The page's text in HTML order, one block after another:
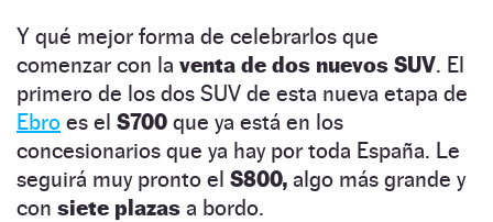
Y qué mejor forma de celebrarlos que
comenzar con la venta de dos nuevos SUV. El
primero de los dos SUV de esta nueva etapa de
Ebro es el S700 que ya está en los
concesionarios que ya hay por toda España. Le
seguirá muy pronto el S800, algo más grande y
con siete plazas a bordo.